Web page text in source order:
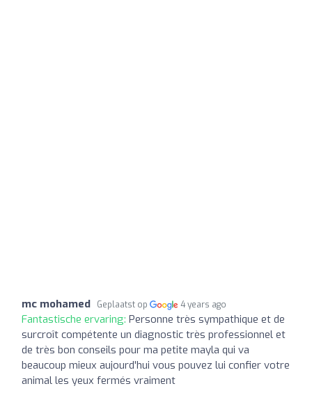
mc mohamed Geplaatst op 4 years ago
Fantastische ervaring: Personne très sympathique et de
surcroît compétente un diagnostic très professionnel et
de très bon conseils pour ma petite mayla qui va
beaucoup mieux aujourd'hui vous pouvez lui confier votre
animal les yeux fermés vraiment